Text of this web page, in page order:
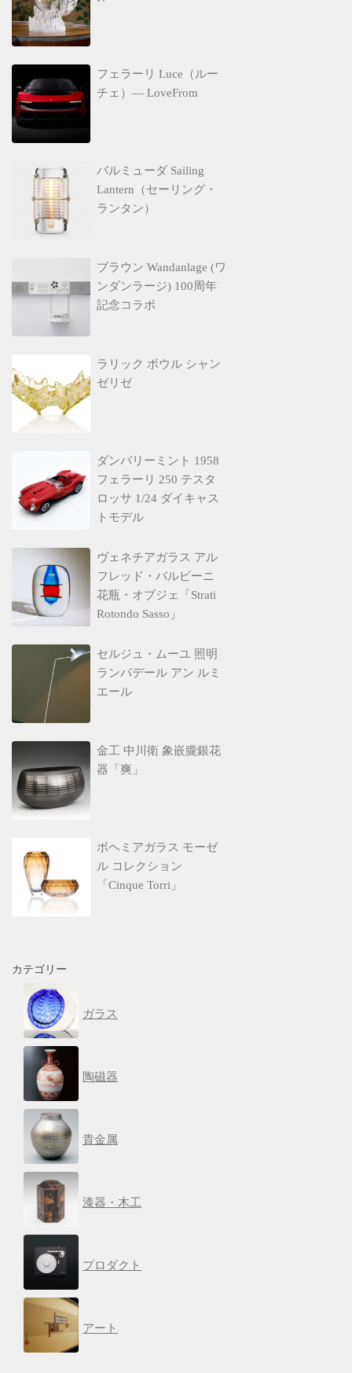
フェラーリ Luce（ルー
チェ）— LoveFrom
バルミューダ Sailing
Lantern（セーリング・
ランタン）
ブラウン Wandanlage (ワ
ンダンラージ) 100周年
記念コラボ
ラリック ボウル シャン
ゼリゼ
ダンバリーミント 1958
フェラーリ 250 テスタ
ロッサ 1/24 ダイキャス
トモデル
ヴェネチアガラス アル
フレッド・バルビーニ
花瓶・オブジェ「Strati
Rotondo Sasso」
セルジュ・ムーユ 照明
ランパデール アン ルミ
エール
金工 中川衛 象嵌朧銀花
器「爽」
ボヘミアガラス モーゼ
ル コレクション
「Cinque Torri」
カテゴリー
ガラス
陶磁器
貴金属
漆器・木工
プロダクト
アート